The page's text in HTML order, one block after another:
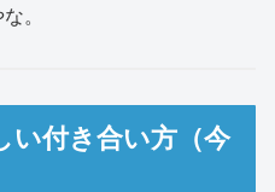
。
い付き合い方（今